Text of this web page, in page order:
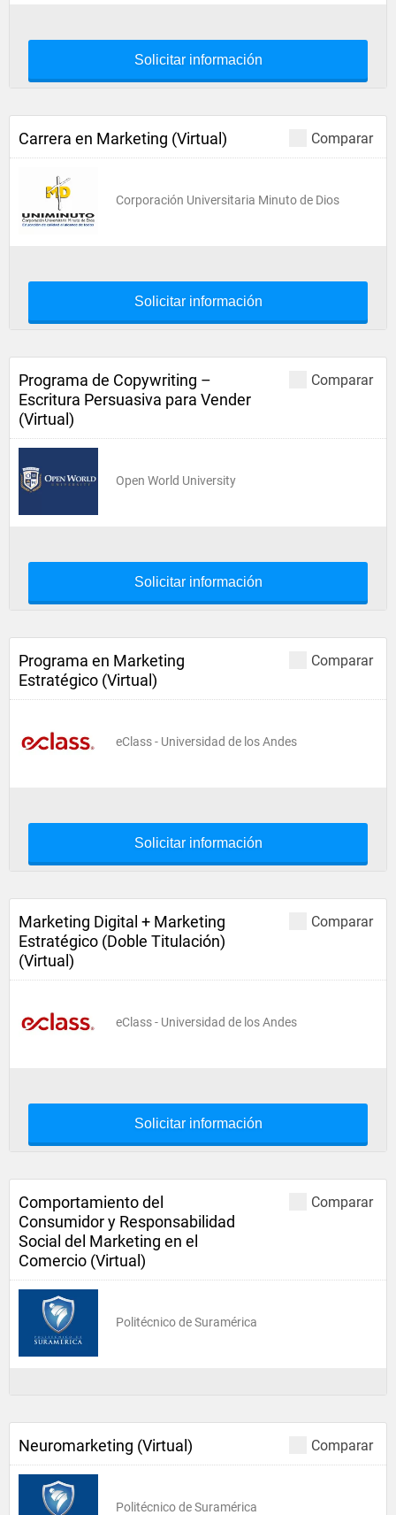
Solicitar información
Comparar
Carrera en Marketing (Virtual)
Corporación Universitaria Minuto de Dios
Solicitar información
Comparar
Programa de Copywriting –
Escritura Persuasiva para Vender
(Virtual)
Open World University
Solicitar información
Comparar
Programa en Marketing
Estratégico (Virtual)
eClass - Universidad de los Andes
Solicitar información
Comparar
Marketing Digital + Marketing
Estratégico (Doble Titulación)
(Virtual)
eClass - Universidad de los Andes
Solicitar información
Comparar
Comportamiento del
Consumidor y Responsabilidad
Social del Marketing en el
Comercio (Virtual)
Politécnico de Suramérica
Comparar
Neuromarketing (Virtual)
Politécnico de Suramérica